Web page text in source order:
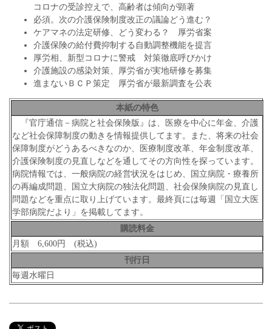
コロナの受診控えで、高齢者は傾向が顕著
必須。次の介護保険制度改正の議論どう進む？
ケアマネの法定研修、どう変わる？ 厚労省案
介護保険の給付費抑制する自動調整機能を提言
厚労相、新型コロナに警戒 対策徹底呼びかけ
介護施設の感染対策、厚労省が実地研修を募集
進まないＢＣＰ策定 厚労省が最新調査を公表
本紙の特色
『官庁通信－病院と社会保険版』は、医療を中心に年金、介護
など社会保障制度の動きを情報提供してます。また、将来の社会
保障制度がどうあるべきなのか、医療制度改革、年金制度改革、
介護保険制度の見直しなどを通してその方向性を探っています。
病院情報では、一般病院の経営状況をはじめ、国立病院・療養所
の再編成問題、国立大病院の独法化問題、社会保険病院の見直し
問題などを重点に取り上げています。最終頁には毎週「国立大医
学部病院だより」を掲載してます。
購読料金
月額 6,600円 (税込)
刊行日
毎週水曜日